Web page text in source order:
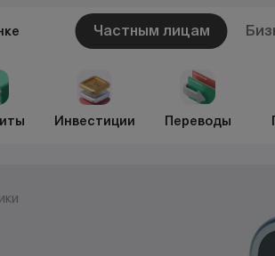
Частным лицам
Инвестиции Переводы